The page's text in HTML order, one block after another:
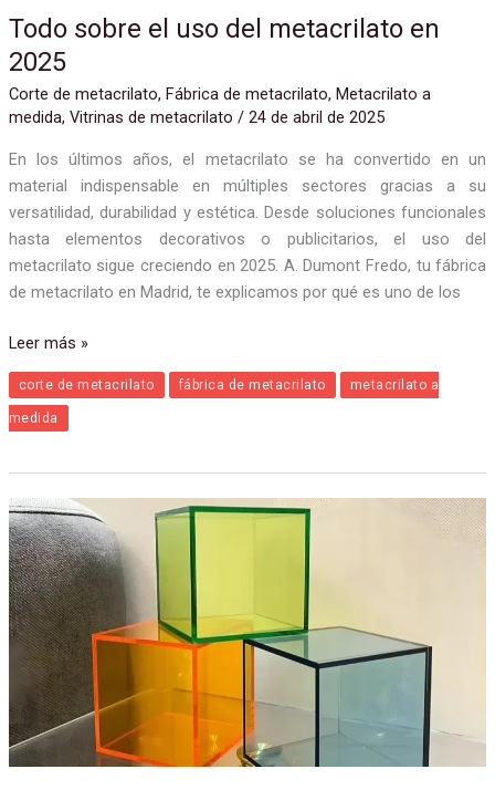
Todo sobre el uso del metacrilato en
2025
Corte de metacrilato, Fábrica de metacrilato, Metacrilato a
medida, Vitrinas de metacrilato / 24 de abril de 2025
En los últimos años, el metacrilato se ha convertido en un
material indispensable en múltiples sectores gracias a su
versatilidad, durabilidad y estética. Desde soluciones funcionales
hasta elementos decorativos o publicitarios, el uso del
metacrilato sigue creciendo en 2025. A. Dumont Fredo, tu fábrica
de metacrilato en Madrid, te explicamos por qué es uno de los
uso
del
en
Leer más »
corte de metacrilato fábrica de metacrilato metacrilato a
medida
Vitrinas
y
otros
elementos
decorativos
en
metacrilato